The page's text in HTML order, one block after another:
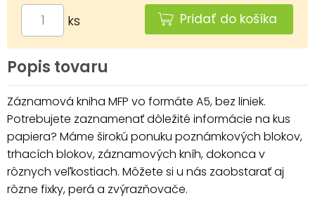
ks Pridať do košíka
Popis tovaru
Záznamová kniha MFP vo formáte A5, bez liniek.
Potrebujete zaznamenať dôležité informácie na kus
papiera? Máme širokú ponuku poznámkových blokov,
trhacích blokov, záznamových kníh, dokonca v
rôznych veľkostiach. Môžete si u nás zaobstarať aj
rôzne fixky, perá a zvýrazňovače.